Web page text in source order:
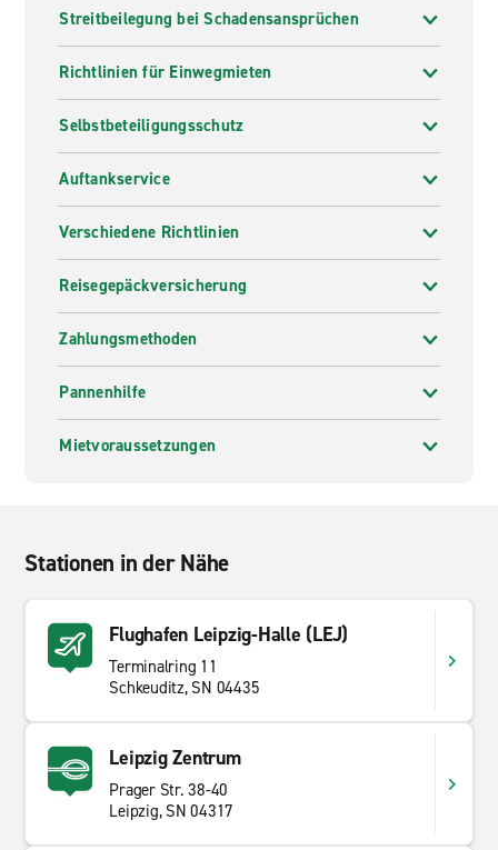
Streitbeilegung bei Schadensansprüchen
Richtlinien für Einwegmieten
Selbstbeteiligungsschutz
Auftankservice
Verschiedene Richtlinien
Reisegepäckversicherung
Zahlungsmethoden
Pannenhilfe
Mietvoraussetzungen
Stationen in der Nähe
Flughafen Leipzig-Halle (LEJ)
Terminalring 11
Schkeuditz, SN 04435
Leipzig Zentrum
Prager Str. 38-40
Leipzig, SN 04317